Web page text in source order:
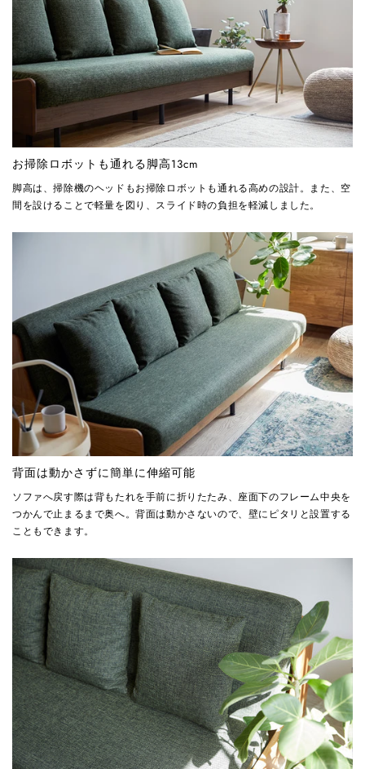
お掃除ロボットも通れる脚高13cm
脚高は、掃除機のヘッドもお掃除ロボットも通れる高めの設計。また、空
間を設けることで軽量を図り、スライド時の負担を軽減しました。
背面は動かさずに簡単に伸縮可能
ソファへ戻す際は背もたれを手前に折りたたみ、座面下のフレーム中央を
つかんで止まるまで奥へ。背面は動かさないので、壁にピタリと設置する
こともできます。